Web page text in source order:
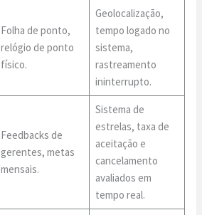
Folha de ponto,
relógio de ponto
físico.
Geolocalização,
tempo logado no
sistema,
rastreamento
ininterrupto.
Feedbacks de
gerentes, metas
mensais.
Sistema de
estrelas, taxa de
aceitação e
cancelamento
avaliados em
tempo real.